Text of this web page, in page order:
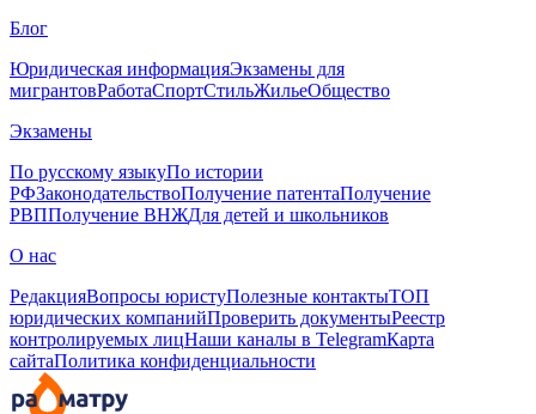
Блог
Юридическая информацияЭкзамены для
мигрантовРаботаСпортСтильЖильеОбщество
Экзамены
По русскому языкуПо истории
РФЗаконодательствоПолучение патентаПолучение
РВППолучение ВНЖДля детей и школьников
О нас
РедакцияВопросы юристуПолезные контактыТОП
юридических компанийПроверить документыРеестр
контролируемых лицНаши каналы в TelegramКарта
сайтаПолитика конфиденциальности